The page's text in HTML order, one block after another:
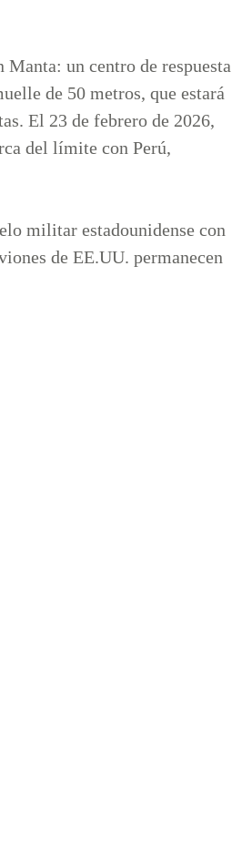
un centro de respuesta
de 50 metros, que estará
El 23 de febrero de 2026,
del límite con Perú,
militar estadounidense con
de EE.UU. permanecen